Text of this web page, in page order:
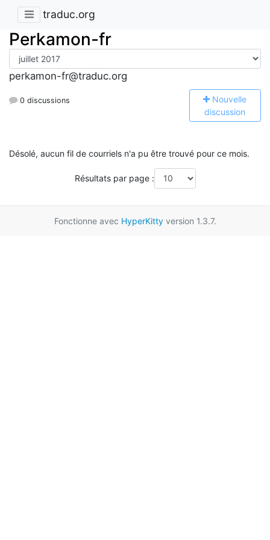
traduc.org
Perkamon-fr
perkamon-fr@traduc.org
0 discussions Nouvelle
discussion
Désolé, aucun fil de courriels n'a pu être trouvé pour ce mois.
Résultats par page :
Fonctionne avec HyperKittyversion 1.3.7.